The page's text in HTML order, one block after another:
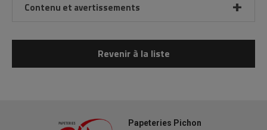
Contenu et avertissements
Revenir à la liste
Papeteries Pichon